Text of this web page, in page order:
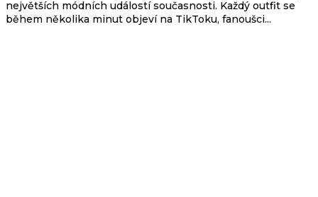
největších módních událostí současnosti. Každý outfit se
během několika minut objeví na TikToku, fanoušci...